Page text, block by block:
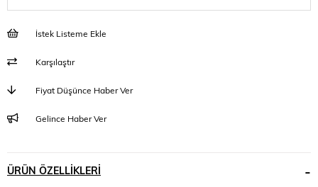
İstek Listeme Ekle
Karşılaştır
Fiyat Düşünce Haber Ver
Gelince Haber Ver
ÜRÜN ÖZELLIKLERI